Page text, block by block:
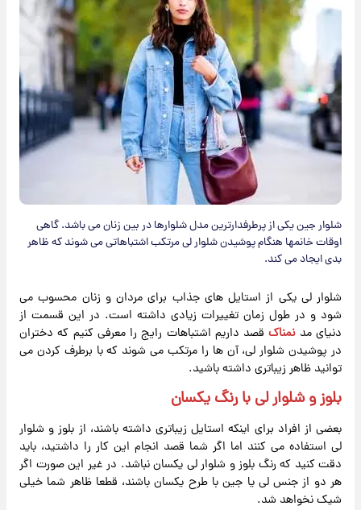
شلوار جین یکی از پرطرفدارترین مدل شلوارها در بین زنان می باشد. گاهی
اوقات خانمها هنگام پوشیدن شلوار لی مرتکب اشتباهاتی می شوند که ظاهر
بدی ایجاد می کند.
شلوار لی یکی از استایل های جذاب برای مردان و زنان محسوب می
شود و در طول زمان تغییرات زیادی داشته است. در این قسمت از
دنیای مدنمناکقصد داریم اشتباهات رایج را معرفی کنیم که دختران
در پوشیدن شلوار لی، آن ها را مرتکب می شوند که با برطرف کردن می
توانید ظاهر زیباتری داشته باشید.
بلوز و شلوار لی با رنگ یکسان
بعضی از افراد برای اینکه استایل زیباتری داشته باشند، از بلوز و شلوار
لی استفاده می کنند اما اگر شما قصد انجام این کار را داشتید، باید
دقت کنید که رنگ بلوز و شلوار لی یکسان نباشد. در غیر این صورت اگر
هر دو از جنس لی یا جین با طرح یکسان باشند، قطعا ظاهر شما خیلی
شیک نخواهد شد.